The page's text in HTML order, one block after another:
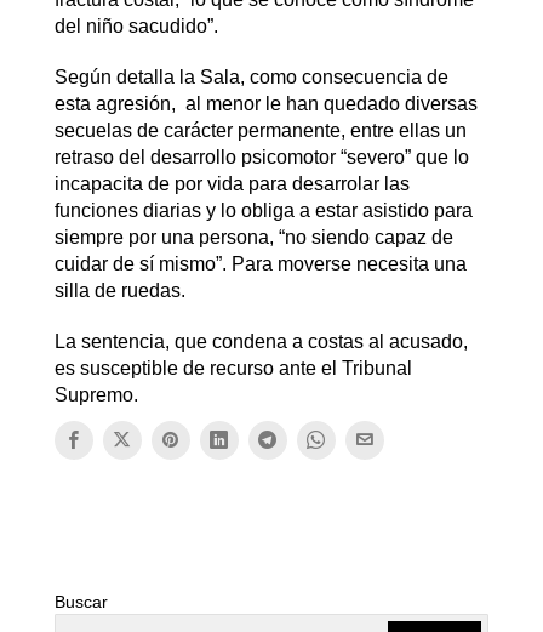
del niño sacudido”.
Según detalla la Sala, como consecuencia de
esta agresión, al menor le han quedado diversas
secuelas de carácter permanente, entre ellas un
retraso del desarrollo psicomotor “severo” que lo
incapacita de por vida para desarrolar las
funciones diarias y lo obliga a estar asistido para
siempre por una persona, “no siendo capaz de
cuidar de sí mismo”. Para moverse necesita una
silla de ruedas.
La sentencia, que condena a costas al acusado,
es susceptible de recurso ante el Tribunal
Supremo.
Buscar